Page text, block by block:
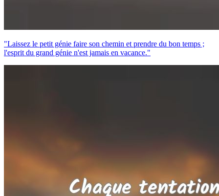
"Laissez le petit génie faire son chemin et prendre du bon temps ;
l'esprit du grand génie n'est jamais en vacance."